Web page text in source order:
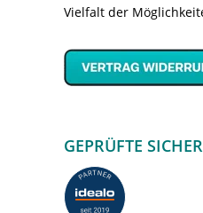
Vielfalt der
GEPRÜFTE